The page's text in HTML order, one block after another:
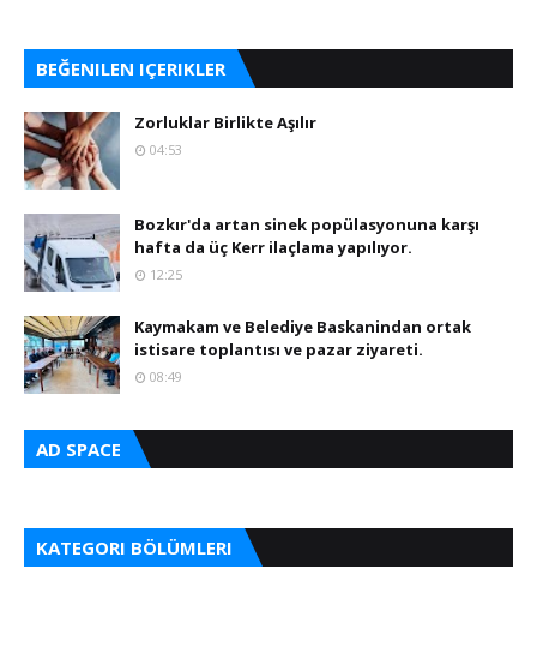
BEĞENILEN IÇERIKLER
Zorluklar Birlikte Aşılır
04:53
Bozkır'da artan sinek popülasyonuna karşı
hafta da üç Kerr ilaçlama yapılıyor.
12:25
Kaymakam ve Belediye Baskanindan ortak
istisare toplantısı ve pazar ziyareti.
08:49
AD SPACE
KATEGORI BÖLÜMLERI